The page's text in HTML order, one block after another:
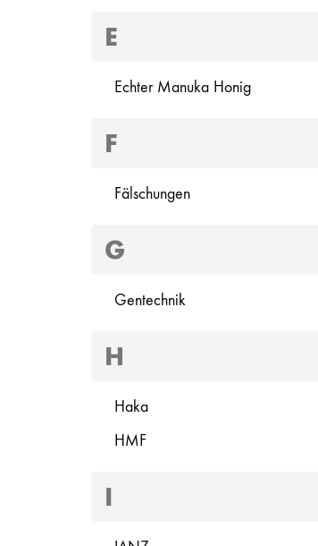
E
Echter Manuka Honig
F
Fälschungen
G
Gentechnik
H
Haka
HMF
I